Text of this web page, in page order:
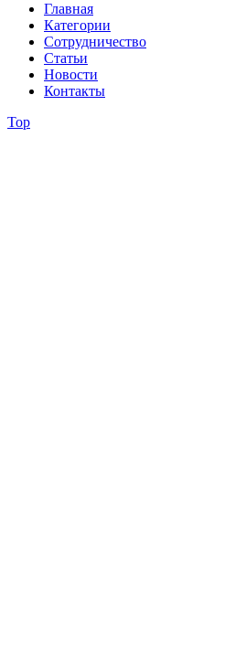
Главная
Категории
Сотрудничество
Статьи
Новости
Контакты
Top